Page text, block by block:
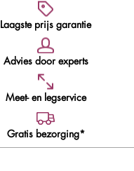
Laagste prijs garantie
Advies door experts
Meet- en legservice
Gratis bezorging*